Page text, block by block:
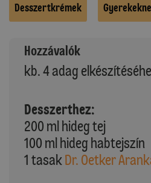
Desszertkrémek
Hozzávalók
kb. 4 adag
Desszerthez:
200 ml hideg tej
100 ml hideg habtejszín
1 tasak Dr. Oetker